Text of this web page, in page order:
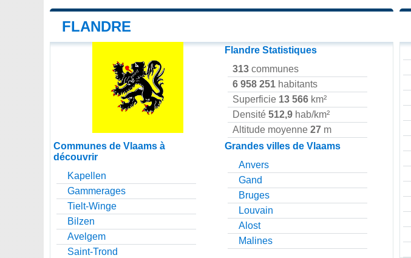
FLANDRE
Flandre Statistiques
313 communes
6 958 251 habitants
Superficie 13 566 km²
Densité512,9 hab/km²
Altitude moyenne27 m
Communes de Vlaams à
découvrir
Kapellen
Gammerages
Tielt-Winge
Bilzen
Avelgem
Saint-Trond
Grandes villes de Vlaams
Anvers
Gand
Bruges
Louvain
Alost
Malines